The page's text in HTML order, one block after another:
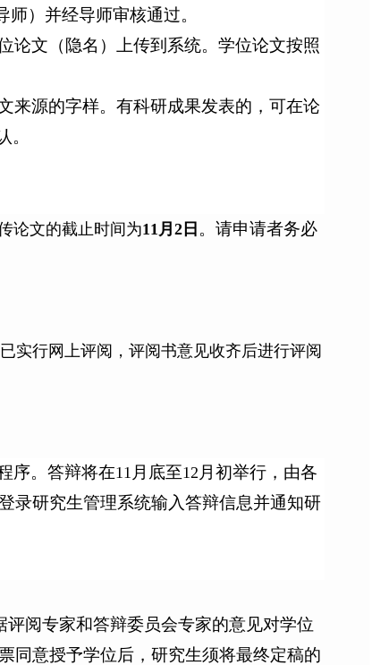
师）并经导师审核通过。
论文（隐名）上传到系统。学位论文按照
来源的字样。有科研成果发表的，可在论
。
论文的截止时间为11月 2 日 。请申请者务必
实行网上评阅，评阅书意见收齐后进行评阅
序。答辩将在11 月底至12 月初举行，由各
录研究生管理系统输入答辩信息并通知研
评阅专家和答辩委员会专家的意见对学位
同意授予学位后，研究生须将最终定稿的